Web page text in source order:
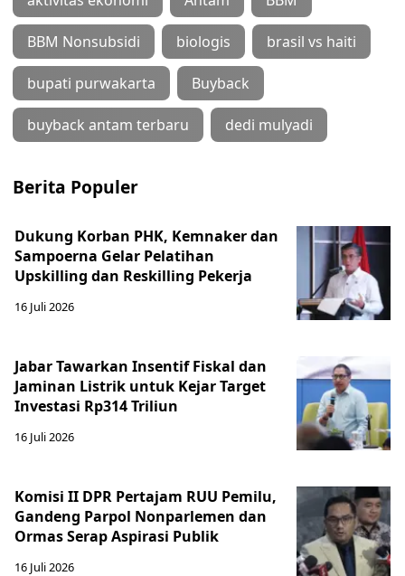
BBM Nonsubsidi biologis brasil vs haiti
bupati purwakarta Buyback
buyback antam terbaru dedi mulyadi
Berita Populer
Dukung Korban PHK, Kemnaker dan
Sampoerna Gelar Pelatihan
Upskilling dan Reskilling Pekerja
16 Juli 2026
Jabar Tawarkan Insentif Fiskal dan
Jaminan Listrik untuk Kejar Target
Investasi Rp314 Triliun
16 Juli 2026
Komisi II DPR Pertajam RUU Pemilu,
Gandeng Parpol Nonparlemen dan
Ormas Serap Aspirasi Publik
16 Juli 2026